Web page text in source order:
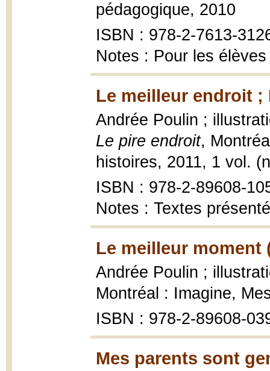
pédagogique, 2010
ISBN : 978-2-7613-
Notes : Pour les
Le meilleur endroit ;
Andrée Poulin ;
Le pire endroit,
histoires, 2011, 1 vol.
ISBN : 978-2-89608-
Notes : Textes
Le meilleur moment
Andrée Poulin ;
Montréal : Imagine,
ISBN : 978-2-89608-
Mes parents sont